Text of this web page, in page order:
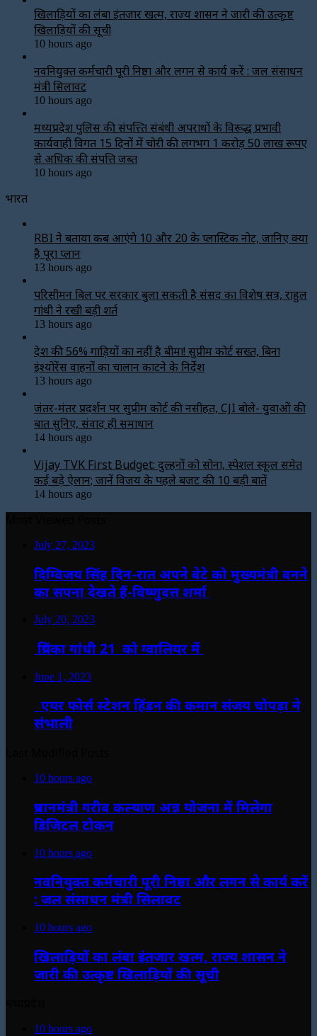
खिलाड़ियों का लंबा इंतजार खत्म, राज्य शासन ने जारी की उत्कृष्ट
खिलाड़ियों की सूची
10 hours ago
नवनियुक्त कर्मचारी पूरी निष्ठा और लगन से कार्य करें : जल संसाधन
मंत्री सिलावट
10 hours ago
मध्यप्रदेश पुलिस की संपत्त्ति संबंधी अपराधों के विरूद्ध प्रभावी
कार्यवाही विगत 15 दिनों में चोरी की लगभग 1 करोड़ 50 लाख रूपए
से अधिक की संपत्ति जब्‍त
10 hours ago
भारत
RBI ने बताया कब आएंगे ₹10 और ₹20 के प्लास्टिक नोट, जानिए क्या
है पूरा प्लान
13 hours ago
परिसीमन बिल पर सरकार बुला सकती है संसद का विशेष सत्र, राहुल
गांधी ने रखी बड़ी शर्त
13 hours ago
देश की 56% गाड़ियों का नहीं है बीमा! सुप्रीम कोर्ट सख्त, बिना
इंश्योरेंस वाहनों का चालान काटने के निर्देश
13 hours ago
जंतर-मंतर प्रदर्शन पर सुप्रीम कोर्ट की नसीहत, CJI बोले- युवाओं की
बात सुनिए, संवाद ही समाधान
14 hours ago
Vijay TVK First Budget: दुल्हनों को सोना, स्पेशल स्कूल समेत
कई बड़े ऐलान; जानें विजय के पहले बजट की 10 बड़ी बातें
14 hours ago
July 27, 2023
दिग्विजय सिंह दिन-रात अपने बेटे को मुख्यमंत्री बनने
का सपना देखते हैं-विष्णुदत्त शर्मा
July 20, 2023
प्रियंका गांधी 21 को ग्वालियर में
June 1, 2023
एयर फोर्स स्टेशन हिंडन की कमान संजय चोपड़ा ने
संभाली
10 hours ago
प्रधानमंत्री गरीब कल्याण अन्न योजना में मिलेगा
डिजिटल टोकन
10 hours ago
नवनियुक्त कर्मचारी पूरी निष्ठा और लगन से कार्य करें
: जल संसाधन मंत्री सिलावट
10 hours ago
खिलाड़ियों का लंबा इंतजार खत्म, राज्य शासन ने
जारी की उत्कृष्ट खिलाड़ियों की सूची
10 hours ago